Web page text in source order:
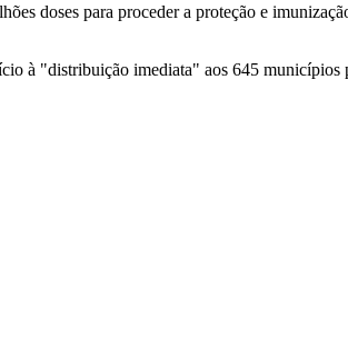
doses para proceder a proteção e
à "distribuição imediata" aos 645 municípios